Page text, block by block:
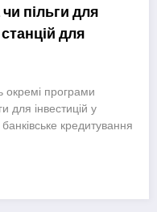
пільги для
для
окремі програми
для інвестицій у
кредитування